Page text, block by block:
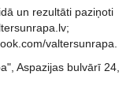
un rezultāti paziņoti
valtersunrapa.
Aspazijas bulvārī 24,